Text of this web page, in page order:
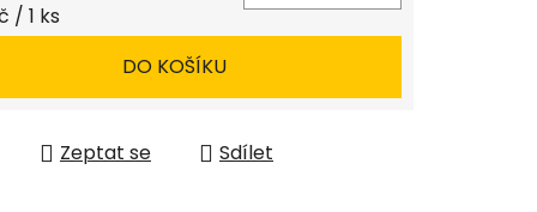
cena:
/ 1 ks
DO KOŠÍKU
Zeptat se Sdílet